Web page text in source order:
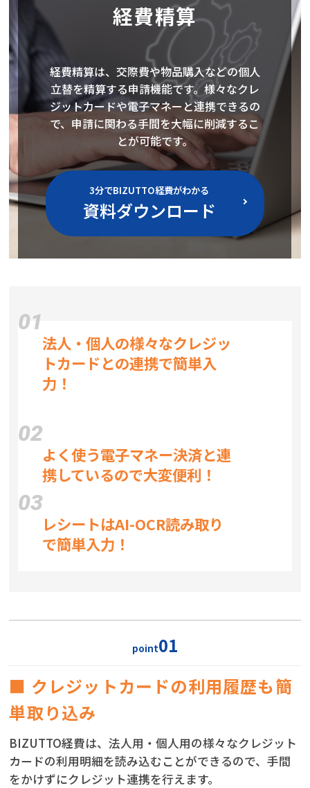
経費精算
経費精算は、交際費や物品購入などの個人
立替を精算する申請機能です。様々なクレ
ジットカードや電子マネーと連携できるの
で、申請に関わる手間を大幅に削減するこ
とが可能です。
3分でBIZUTTO経費がわかる
資料ダウンロード
01
法人・個人の様々なクレジッ
トカードとの連携で簡単入
力！
02
よく使う電子マネー決済と連
携しているので大変便利！
03
レシートはAI-OCR読み取り
で簡単入力！
point01
■ クレジットカードの利用履歴も簡
単取り込み
BIZUTTO経費は、法人用・個人用の様々なクレジット
カードの利用明細を読み込むことができるので、手間
をかけずにクレジット連携を行えます。